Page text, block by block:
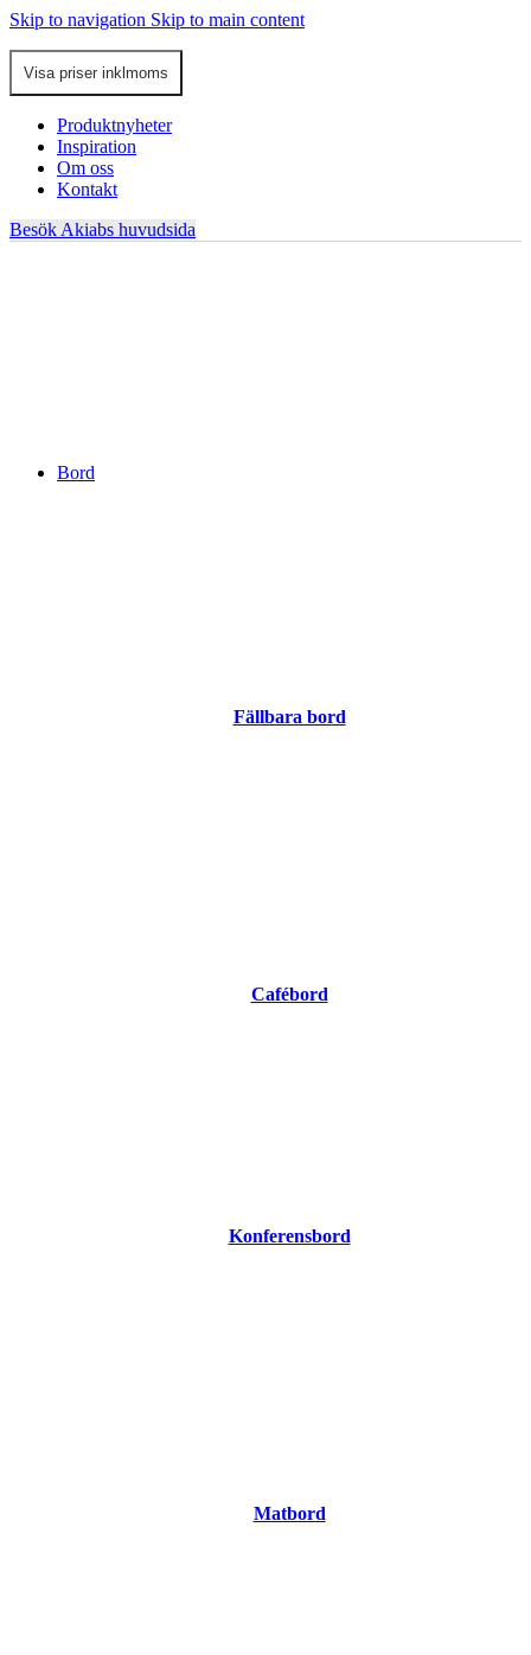
Skip to navigation Skip to main content
Produktnyheter
Inspiration
Om oss
Kontakt
Besök Akiabs huvudsida
Bord
Fällbara bord
Cafébord
Konferensbord
Matbord